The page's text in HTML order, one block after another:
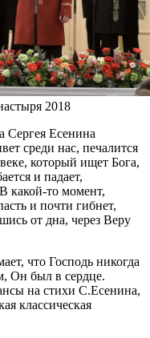
2018
Сергея Есенина
среди нас, печалится
который ищет Бога,
и падает,
какой-то момент,
и почти гибнет,
от дна, через Веру
что Господь никогда
Он был в сердце.
на стихи С.Есенина,
классическая